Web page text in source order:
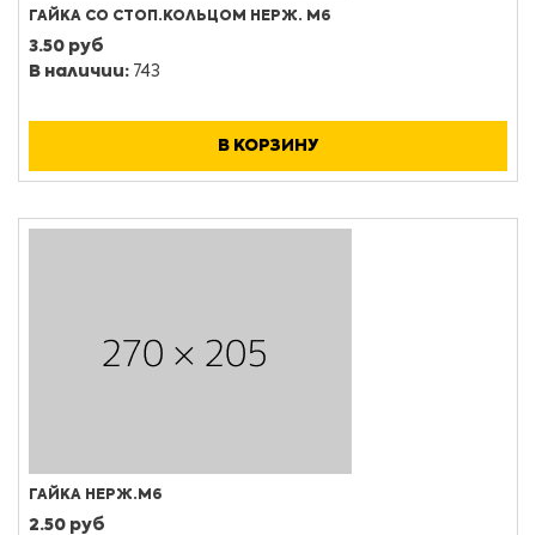
ГАЙКА СО СТОП.КОЛЬЦОМ НЕРЖ. М6
3.50 руб
В наличии: 743
В КОРЗИНУ
ГАЙКА НЕРЖ.М6
2.50 руб